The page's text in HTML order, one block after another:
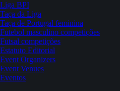
Liga BPI
Taça da Liga
Taça de Portugal feminina
Futebol masculino competições
Futsal competições
Estatuto Editorial
Event Organizers
Event Venues
Eventos